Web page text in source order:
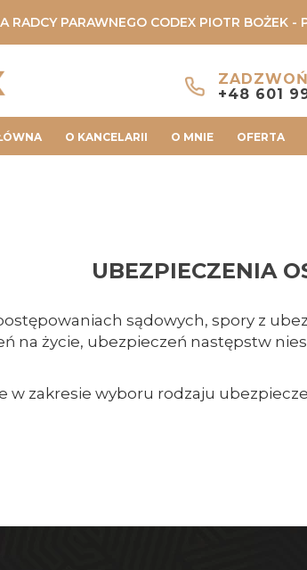
RADCY PARAWNEGO CODEX PIOTR BOŻEK -
+48 601
O KANCELARII O MNIE OFERTA
UBEZPIECZENIA
sądowych, spory z
na życie, ubezpieczeń następstw
w zakresie wyboru rodzaju